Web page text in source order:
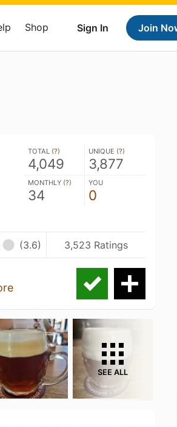
Sign In Join
Shop
TOTAL (?)
4,049
UNIQUE (?)
3,877
MONTHLY (?)
34
YOU
0
(3.6) 3,523 Ratings
SEE ALL